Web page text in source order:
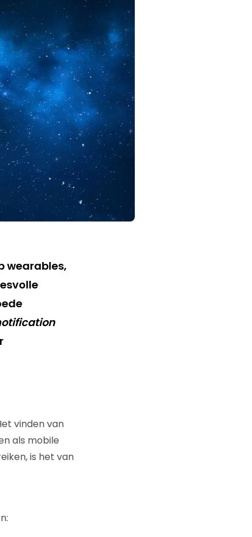
wearables,
vinden van
als mobile
is het van